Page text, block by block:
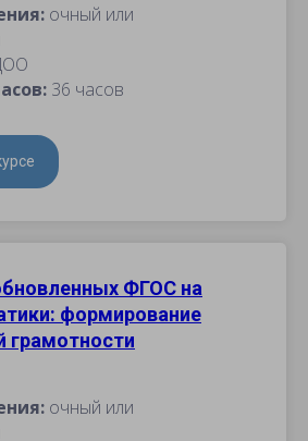
очный или
36 часов
ФГОС на
формирование
грамотности
очный или